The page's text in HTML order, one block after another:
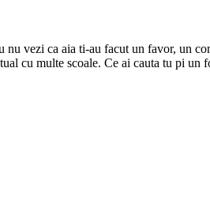
nu vezi ca aia ti-au facut un favor, un
cu multe scoale. Ce ai cauta tu pi